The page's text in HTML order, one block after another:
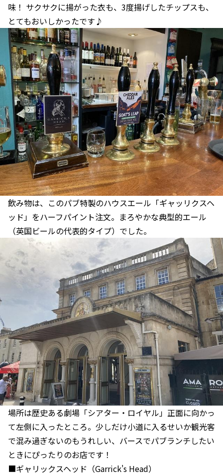
味！ サクサクに揚がった衣も、3度揚げしたチップスも、
とてもおいしかったです♪
飲み物は、このパブ特製のハウスエール「ギャッリクスヘ
ッド」をハーフパイント注文。まろやかな典型的エール
（英国ビールの代表的タイプ）でした。
場所は歴史ある劇場「シアター・ロイヤル」正面に向かっ
て左側に入ったところ。少しだけ小道に入るせいか観光客
で混み過ぎないのもうれしい、バースでパブランチしたい
ときにぴったりのお店です！
■ギャリックスヘッド（Garrick's Head）